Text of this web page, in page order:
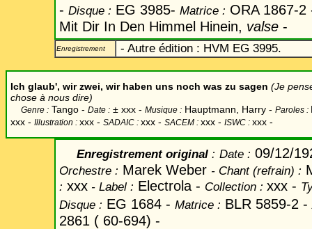
- Disque : EG 3985- Matrice : ORA 1867-2
Mit Dir In Den Himmel Hinein, valse -
Enregistrement - Autre édition : HVM EG 3995.
Ich glaub', wir zwei, wir haben uns noch was zu sagen (Je
chose à nous dire)
Genre : Tango - Date : ± xxx - Musique : Hauptmann, Harry - Paroles :
xxx - Illustration : xxx - SADAIC : xxx - SACEM : xxx - ISWC : xxx -
Enregistrement original : Date : 09/12/
Orchestre : Marek Weber - Chant(refrain) :
: xxx - Label : Electrola - Collection : xxx -
Disque : EG 1684 - Matrice : BLR 5859-2 -
2861 ( 60-694) -